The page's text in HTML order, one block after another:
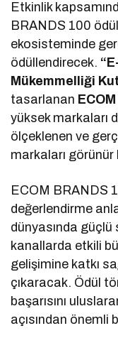
Etkinlik
BRANDS 100
ekosisteminde
ödüllendirecek.
Mükemmelliği
tasarlanan
yüksek markaları
ölçeklenen ve
markaları görünür
ECOM BRANDS
değerlendirme
dünyasında
kanallarda etkili
gelişimine katkı
çıkaracak. Ödül
başarısını
açısından önemli